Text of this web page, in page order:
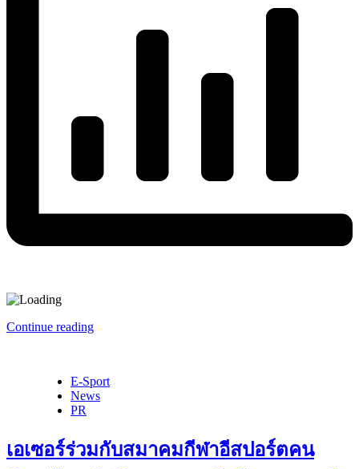
Continue reading
E-Sport
News
PR
เอเซอร์ร่วมกับสมาคมกีฬาอีสปอร์ตคน